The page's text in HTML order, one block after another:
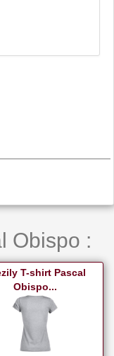
Obispo :
T-shirt Pascal
Obispo...